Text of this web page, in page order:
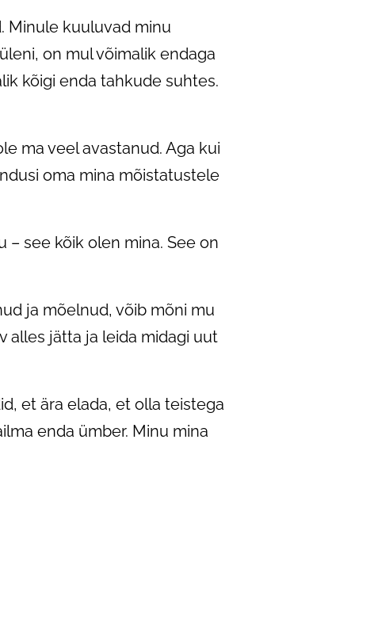
Minule kuuluvad minu
on mul võimalik endaga
kõigi enda tahkude suhtes.
ma veel avastanud. Aga kui
oma mina mõistatustele
see kõik olen mina. See on
ja mõelnud, võib mõni mu
alles jätta ja leida midagi uut
et ära elada, et olla teistega
enda ümber. Minu mina